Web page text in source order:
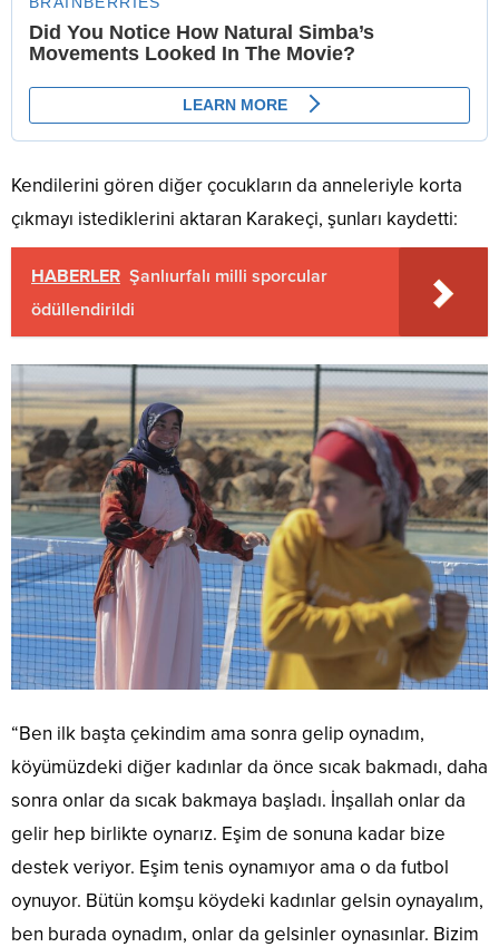
Kendilerini gören diğer çocukların da anneleriyle korta
çıkmayı istediklerini aktaran Karakeçi, şunları kaydetti:
HABERLER Şanlıurfalı milli sporcular
ödüllendirildi
“Ben ilk başta çekindim ama sonra gelip oynadım,
köyümüzdeki diğer kadınlar da önce sıcak bakmadı, daha
sonra onlar da sıcak bakmaya başladı. İnşallah onlar da
gelir hep birlikte oynarız. Eşim de sonuna kadar bize
destek veriyor. Eşim tenis oynamıyor ama o da futbol
oynuyor. Bütün komşu köydeki kadınlar gelsin oynayalım,
ben burada oynadım, onlar da gelsinler oynasınlar. Bizim